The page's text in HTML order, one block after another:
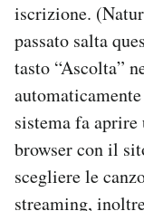
iscrizione.
passato salta
tasto “Ascolta”
sistema fa aprire
browser con il
scegliere le
streaming,